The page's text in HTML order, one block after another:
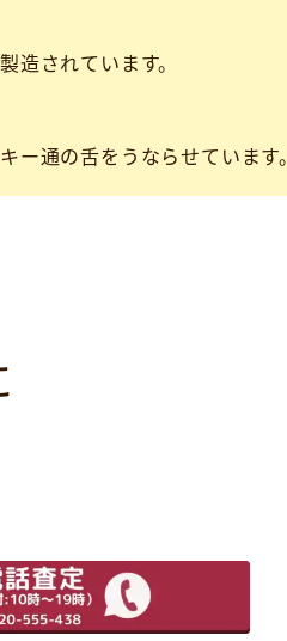
されています。
通の舌をうならせています。